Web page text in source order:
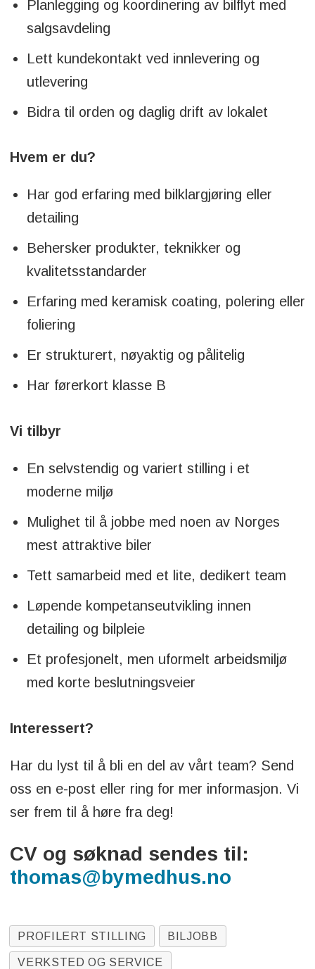
Planlegging og koordinering av bilflyt med
salgsavdeling
Lett kundekontakt ved innlevering og
utlevering
Bidra til orden og daglig drift av lokalet
Hvem er du?
Har god erfaring med bilklargjøring eller
detailing
Behersker produkter, teknikker og
kvalitetsstandarder
Erfaring med keramisk coating, polering eller
foliering
Er strukturert, nøyaktig og pålitelig
Har førerkort klasse B
Vi tilbyr
En selvstendig og variert stilling i et
moderne miljø
Mulighet til å jobbe med noen av Norges
mest attraktive biler
Tett samarbeid med et lite, dedikert team
Løpende kompetanseutvikling innen
detailing og bilpleie
Et profesjonelt, men uformelt arbeidsmiljø
med korte beslutningsveier
Interessert?
Har du lyst til å bli en del av vårt team? Send
oss en e-post eller ring for mer informasjon. Vi
ser frem til å høre fra deg!
CV og søknad sendes til:
thomas@bymedhus.no
PROFILERT STILLING BILJOBB
VERKSTED OG SERVICE